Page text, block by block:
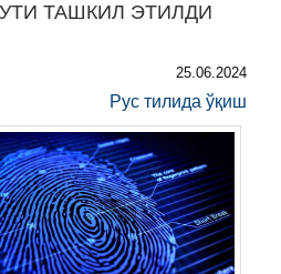
ТАШКИЛ ЭТИЛДИ
25.06.2024
Рус тилида ўқиш